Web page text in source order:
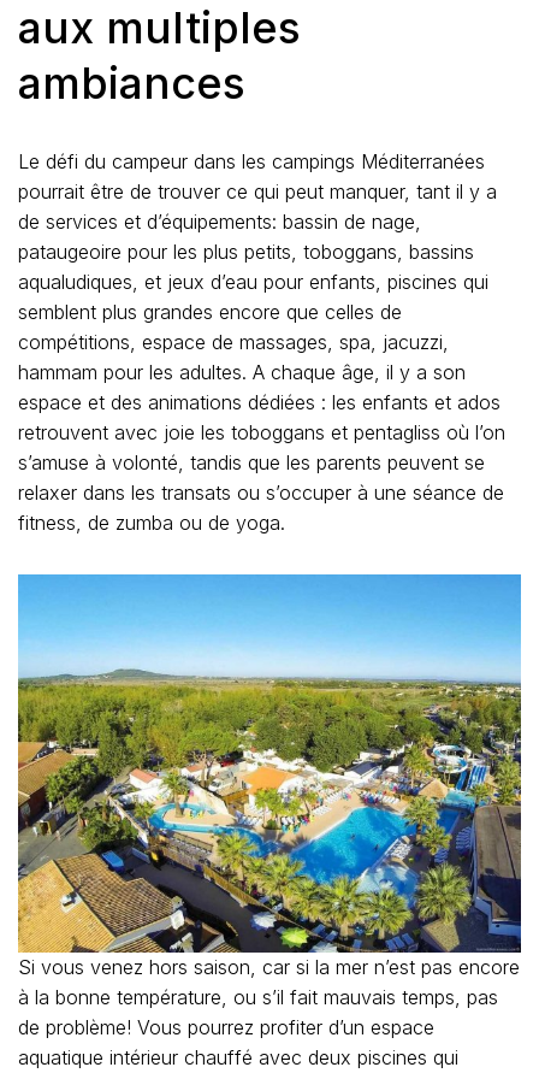
aux multiples
ambiances
Le défi du campeur dans les campings Méditerranées
pourrait être de trouver ce qui peut manquer, tant il y a
de services et d’équipements: bassin de nage,
pataugeoire pour les plus petits, toboggans, bassins
aqualudiques, et jeux d’eau pour enfants, piscines qui
semblent plus grandes encore que celles de
compétitions, espace de massages, spa, jacuzzi,
hammam pour les adultes. A chaque âge, il y a son
espace et des animations dédiées : les enfants et ados
retrouvent avec joie les toboggans et pentagliss où l’on
s’amuse à volonté, tandis que les parents peuvent se
relaxer dans les transats ou s’occuper à une séance de
fitness, de zumba ou de yoga.
Si vous venez hors saison, car si la mer n’est pas encore
à la bonne température, ou s’il fait mauvais temps, pas
de problème! Vous pourrez profiter d’un espace
aquatique intérieur chauffé avec deux piscines qui